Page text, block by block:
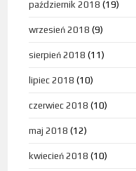
październik 2018 (19)
wrzesień 2018 (9)
sierpień 2018 (11)
lipiec 2018 (10)
czerwiec 2018 (10)
maj 2018 (12)
kwiecień 2018 (10)